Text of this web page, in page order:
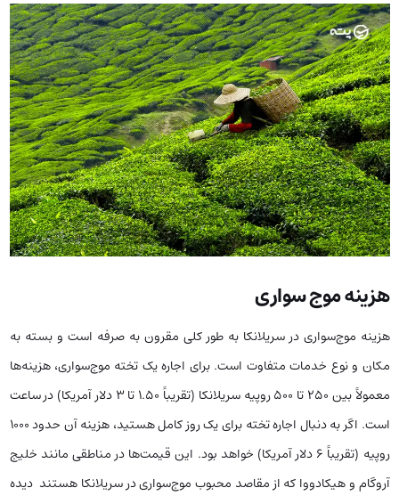
هزینه موج سواری
هزینه موج‌سواری در سریلانکا به طور کلی مقرون به صرفه است و بسته به
مکان و نوع خدمات متفاوت است. برای اجاره یک تخته موج‌سواری، هزینه‌ها
معمولاً بین 250 تا 500 روپیه سریلانکا (تقریباً 1.50 تا 3 دلار آمریکا) در ساعت
است. اگر به دنبال اجاره تخته برای یک روز کامل هستید، هزینه آن حدود 1000
روپیه (تقریباً 6 دلار آمریکا) خواهد بود. این قیمت‌ها در مناطقی مانند خلیج
آروگام و هیکادووا که از مقاصد محبوب موج‌سواری در سریلانکا هستند دیده